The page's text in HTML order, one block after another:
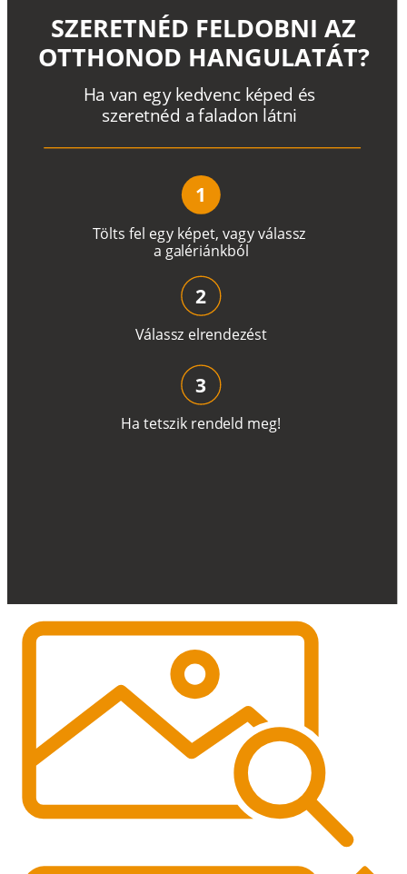
Tölts fel egy képet, vagyválassz
a galériánkból
Ha van egy kedvenc képed és
szeretnéd a faladon látni
SZERETNÉD FELDOBNI AZ
OTTHONOD HANGULATÁT?
1
Válassz elrendezést
2
Ha tetszik rendeld meg!
3